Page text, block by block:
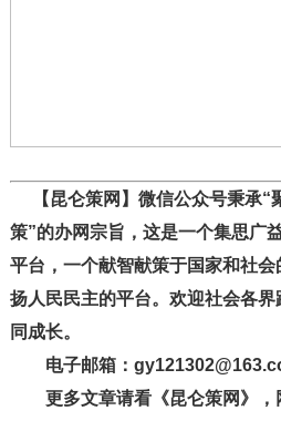
【昆仑策网】微信公众号秉承“
策”的办网宗旨，这是一个集思广
平台，一个献智献策于国家和社
扬人民民主的平台。欢迎社会各
同成长。
电子邮箱：
更多文章请看《昆仑策网》，